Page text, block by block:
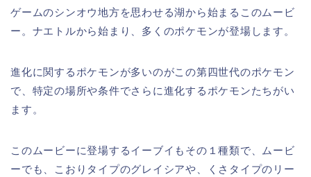
ゲームのシンオウ地方を思わせる湖から始まるこのムービ
ー。ナエトルから始まり、多くのポケモンが登場します。
進化に関するポケモンが多いのがこの第四世代のポケモン
で、特定の場所や条件でさらに進化するポケモンたちがい
ます。
このムービーに登場するイーブイもその１種類で、ムービ
ーでも、こおりタイプのグレイシアや、くさタイプのリー